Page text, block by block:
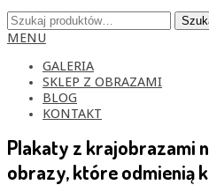
Szukaj:
Primary
Menu
MENU
GALERIA
SKLEP Z OBRAZAMI
BLOG
KONTAKT
Plakaty z krajobrazami
obrazy, które odmienią